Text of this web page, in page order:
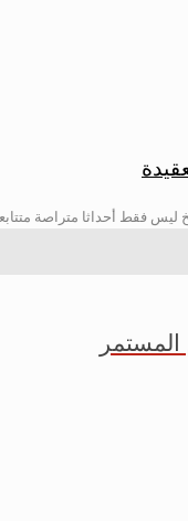
ليس فقط أحداثا متراصة
المستمر